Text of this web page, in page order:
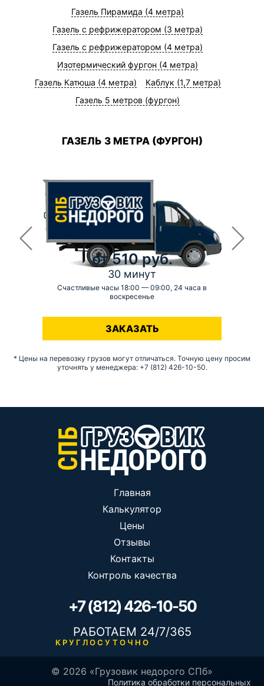
Газель Пирамида (4 метра)
Газель с рефрижератором (3 метра)
Газель с рефрижератором (4 метра)
Изотермический фургон (4 метра)
Газель Катюша (4 метра)
Каблук (1,7 метра)
Газель 5 метров (фургон)
ГАЗЕЛЬ 3 МЕТРА (ФУРГОН)
от 510 руб.
30 минут
Счастливые часы 18:00 — 09:00, 24 часа в
воскресенье
-
ЗАКАЗАТЬ
* Цены на перевозку грузов могут отличаться. Точную цену просим
уточнять у менеджера: +7 (812) 426-10-50.
Главная
Калькулятор
Цены
Отзывы
Контакты
Контроль качества
+7 (812) 426-10-50
РАБОТАЕМ 24/7/365
КРУГЛОСУТОЧНО
© 2026 «Грузовик недорого СПб»
Политика обработки персональных